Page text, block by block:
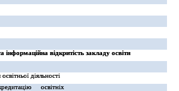
інформаційна відкритість закладу освіти
діяльності
освітніх